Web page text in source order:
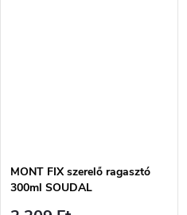
MONT FIX szerelő ragasztó
300ml SOUDAL